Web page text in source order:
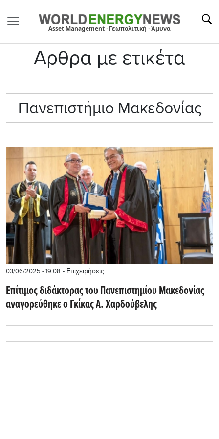
Asset Management · Γεωπολιτική · Άμυνα
Αρθρα με ετικέτα
Πανεπιστήμιο Μακεδονίας
03/06/2025 - 19:08 - Επιχειρήσεις
Επίτιμος διδάκτορας του Πανεπιστημίου Μακεδονίας
αναγορεύθηκε ο Γκίκας Α. Χαρδούβελης